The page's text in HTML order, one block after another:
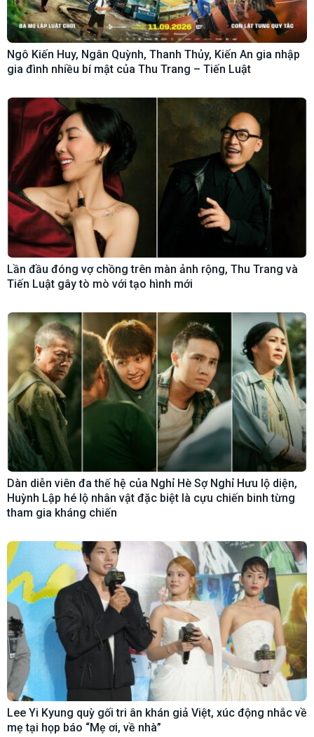
Ngô Kiến Huy, Ngân Quỳnh, Thanh Thủy, Kiến An gia nhập
gia đình nhiều bí mật của Thu Trang – Tiến Luật
Lần đầu đóng vợ chồng trên màn ảnh rộng, Thu Trang và
Tiến Luật gây tò mò với tạo hình mới
Dàn diễn viên đa thế hệ của Nghỉ Hè Sợ Nghỉ Hưu lộ diện,
Huỳnh Lập hé lộ nhân vật đặc biệt là cựu chiến binh từng
tham gia kháng chiến
Lee Yi Kyung quỳ gối tri ân khán giả Việt, xúc động nhắc về
mẹ tại họp báo “Mẹ ơi, về nhà”